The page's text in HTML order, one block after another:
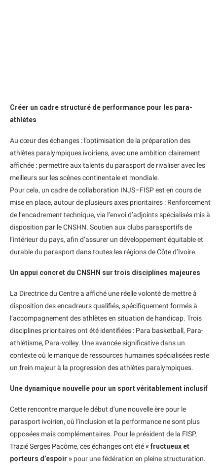
Créer un cadre structuré de performance pour les para-
athlètes
Au cœur des échanges : l’optimisation de la préparation des
athlètes paralympiques ivoiriens, avec une ambition clairement
affichée : permettre aux talents du parasport de rivaliser avec les
meilleurs sur les scènes continentale et mondiale.
Pour cela, un cadre de collaboration INJS–FISP est en cours de
mise en place, autour de plusieurs axes prioritaires : Renforcement
de l’encadrement technique, via l’envoi d’adjoints spécialisés mis à
disposition par le CNSHN. Soutien aux clubs parasportifs de
l’intérieur du pays, afin d’assurer un développement équitable et
durable du parasport dans toutes les régions de Côte d’Ivoire.
Un appui concret du CNSHN sur trois disciplines majeures
La Directrice du Centre a affiché une réelle volonté de mettre à
disposition des encadreurs qualifiés, spécifiquement formés à
l’accompagnement des athlètes en situation de handicap. Trois
disciplines prioritaires ont été identifiées : Para basketball, Para-
athlétisme, Para-volley. Une avancée significative dans un
contexte où le manque de ressources humaines spécialisées reste
un frein majeur à la progression des athlètes paralympiques.
Une dynamique nouvelle pour un sport véritablement inclusif
Cette rencontre marque le début d’une nouvelle ère pour le
parasport ivoirien, où l’inclusion et la performance ne sont plus
opposées mais complémentaires. Pour le président de la FISP,
Trazié Serges Pacôme, ces échanges ont été« fructueux et
porteurs d’espoir » pour une fédération en pleine structuration.